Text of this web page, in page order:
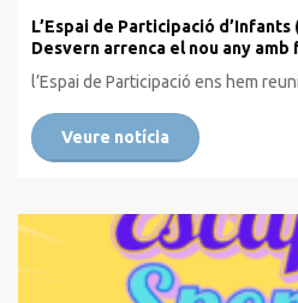
L’Espai de Participació d’Infants
Desvern arrenca el nou any amb
l’Espai de Participació ens hem
Veure notícia